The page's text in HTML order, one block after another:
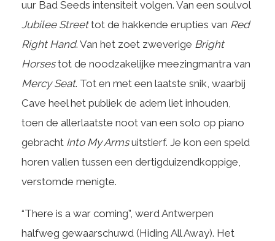
uur Bad Seeds intensiteit volgen. Van een soulvol
Jubilee Streettot de hakkende erupties van Red
Right Hand. Van het zoet zweverige Bright
Horsestot de noodzakelijke meezingmantra van
Mercy Seat. Tot en met een laatste snik, waarbij
Cave heel het publiek de adem liet inhouden,
toen de allerlaatste noot van een solo op piano
gebracht Into My Armsuitstierf. Je kon een speld
horen vallen tussen een dertigduizendkoppige,
verstomde menigte.
“There is a war coming”, werd Antwerpen
halfweg gewaarschuwd (Hiding All Away). Het